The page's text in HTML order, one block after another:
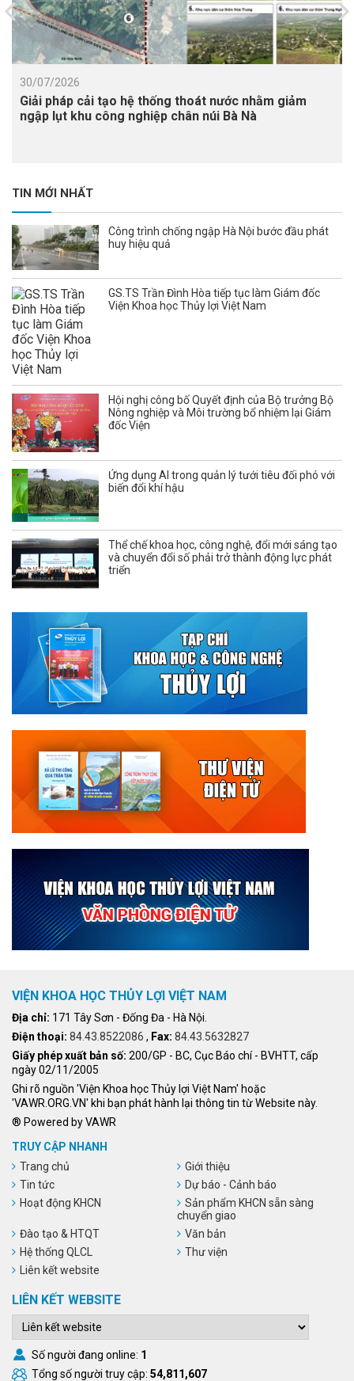
30/07/2026
Giải pháp cải tạo hệ thống thoát nước nhằm giảm
ngập lụt khu công nghiệp chân núi Bà Nà
TIN MỚI NHẤT
Công trình chống ngập Hà Nội bước đầu phát
huy hiệu quả
GS.TS Trần Đình Hòa tiếp tục làm Giám đốc
Viện Khoa học Thủy lợi Việt Nam
Hội nghị công bố Quyết định của Bộ trưởng Bộ
Nông nghiệp và Môi trường bổ nhiệm lại Giám
đốc Viện
Ứng dụng AI trong quản lý tưới tiêu đối phó với
biến đổi khí hậu
Thể chế khoa học, công nghệ, đổi mới sáng tạo
và chuyển đổi số phải trở thành động lực phát
triển
VIỆN KHOA HỌC THỦY LỢI VIỆT NAM
Địa chỉ: 171 Tây Sơn - Đống Đa - Hà Nội.
Điện thoại: 84.43.8522086 , Fax: 84.43.5632827
Giấy phép xuất bản số: 200/GP - BC, Cục Báo chí - BVHTT, cấp
ngày 02/11/2005
Ghi rõ nguồn 'Viện Khoa học Thủy lợi Việt Nam' hoặc
'VAWR.ORG.VN' khi bạn phát hành lại thông tin từ Website này.
® Powered by VAWR
TRUY CẬP NHANH
Trang chủ
Giới thiệu
Tin tức
Dự báo - Cảnh báo
Hoạt động KHCN
Sản phẩm KHCN sẵn sàng
chuyển giao
Đào tạo & HTQT
Văn bản
Hệ thống QLCL
Thư viện
Liên kết website
LIÊN KẾT WEBSITE
Số người đang online: 1
Tổng số người truy cập: 54,811,607